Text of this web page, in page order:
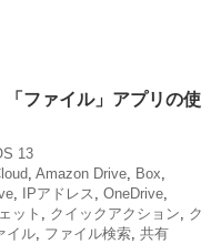
「ファイル」アプリの使
13
, Amazon Drive, Box,
, IPアドレス , OneDrive,
ット , クイックアクション, ク
イル, ファイル検索, 共有